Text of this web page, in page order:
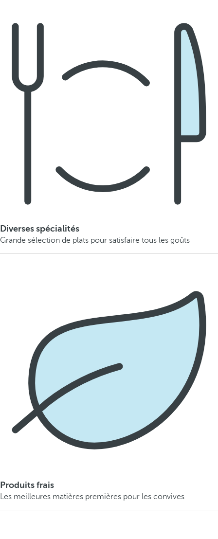
Diverses spécialités
Grande sélection de plats pour satisfaire tous les goûts
Produits frais
Les meilleures matières premières pour les convives